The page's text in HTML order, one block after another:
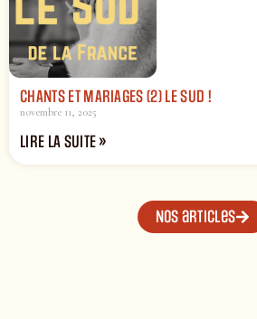
CHANTS ET MARIAGES (2) LE SUD !
novembre 11, 2025
LIRE LA SUITE »
Nos articles